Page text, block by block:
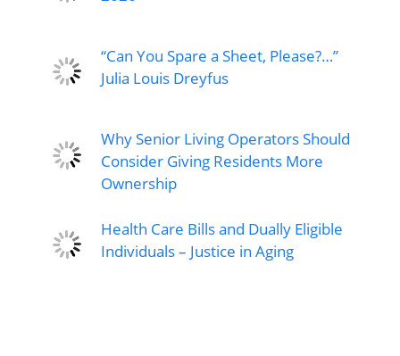
“Can You Spare a Sheet, Please?…”
Julia Louis Dreyfus
Why Senior Living Operators Should
Consider Giving Residents More
Ownership
Health Care Bills and Dually Eligible
Individuals – Justice in Aging